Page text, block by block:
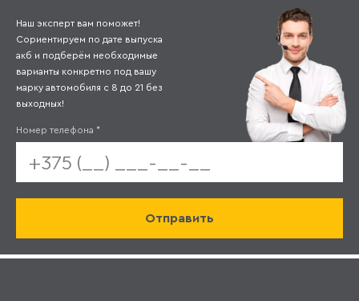
Наш эксперт вам поможет!
Сориентируем по дате выпуска
акб и подберём необходимые
варианты конкретно под вашу
марку автомобиля с 8 до 21 без
выходных!
Номер телефона *